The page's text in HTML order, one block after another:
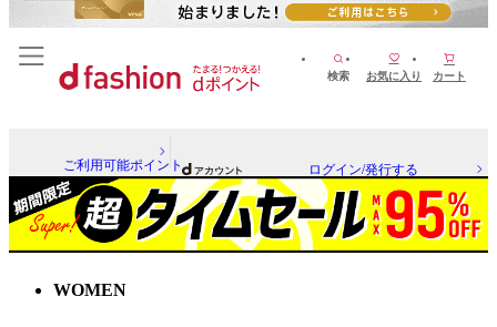
検索 お気に入り カート
ご利用可能ポイント ログイン/発行する
WOMEN